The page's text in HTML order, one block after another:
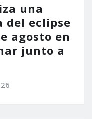
una
del eclipse
agosto en
junto a